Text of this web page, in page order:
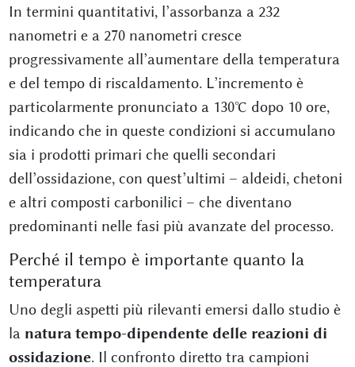
In termini quantitativi, l’assorbanza a 232
nanometri e a 270 nanometri cresce
progressivamente all’aumentare della temperatura
e del tempo di riscaldamento. L’incremento è
particolarmente pronunciato a 130°C dopo 10 ore,
indicando che in queste condizioni si accumulano
sia i prodotti primari che quelli secondari
dell’ossidazione, con quest’ultimi – aldeidi, chetoni
e altri composti carbonilici – che diventano
predominanti nelle fasi più avanzate del processo.
Perché il tempo è importante quanto la
temperatura
Uno degli aspetti più rilevanti emersi dallo studio è
la natura tempo-dipendente delle reazioni di
ossidazione. Il confronto diretto tra campioni